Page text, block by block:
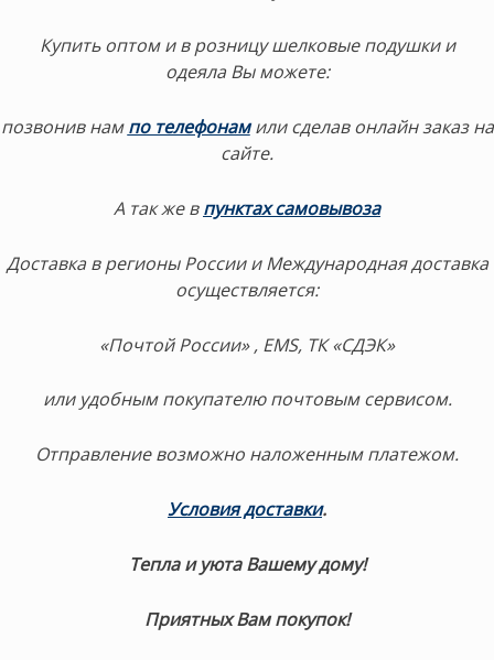
Купить оптом и в розницу шелковые подушки и
одеяла Вы можете:
позвонив нампо телефонам или сделав онлайн заказ на
сайте.
А так же в пунктах самовывоза
Доставка в регионы России и Международная доставка
осуществляется:
«Почтой России» , EMS, ТК «СДЭК»
или удобным покупателю почтовым сервисом.
Отправление возможно наложенным платежом.
Условия доставки.
Тепла и уюта Вашему дому!
Приятных Вам покупок!